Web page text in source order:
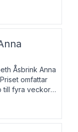
vardera. Eric
Åsbrink Anna
omfattar
till fyra veckors
Elisabeth